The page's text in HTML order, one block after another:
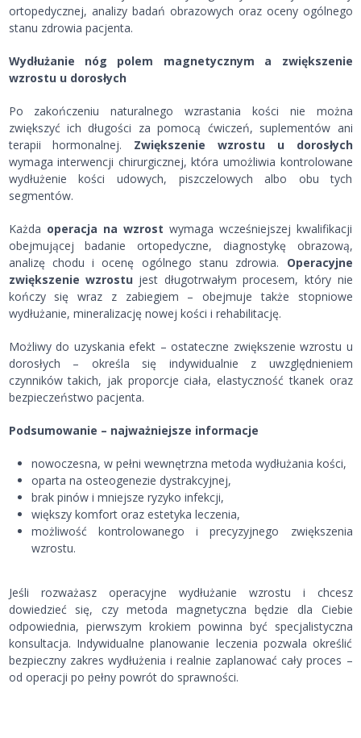
ortopedycznej, analizy badań obrazowych oraz oceny ogólnego
stanu zdrowia pacjenta.
Wydłużanie nóg polem magnetycznym a zwiększenie
wzrostu u dorosłych
Po zakończeniu naturalnego wzrastania kości nie można
zwiększyć ich długości za pomocą ćwiczeń, suplementów ani
terapii hormonalnej. Zwiększenie wzrostu u dorosłych
wymaga interwencji chirurgicznej, która umożliwia kontrolowane
wydłużenie kości udowych, piszczelowych albo obu tych
segmentów.
Każda operacja na wzrost wymaga wcześniejszej kwalifikacji
obejmującej badanie ortopedyczne, diagnostykę obrazową,
analizę chodu i ocenę ogólnego stanu zdrowia. Operacyjne
zwiększenie wzrostujest długotrwałym procesem, który nie
kończy się wraz z zabiegiem – obejmuje także stopniowe
wydłużanie, mineralizację nowej kości i rehabilitację.
Możliwy do uzyskania efekt – ostateczne zwiększenie wzrostu u
dorosłych – określa się indywidualnie z uwzględnieniem
czynników takich, jak proporcje ciała, elastyczność tkanek oraz
bezpieczeństwo pacjenta.
Podsumowanie – najważniejsze informacje
nowoczesna, w pełni wewnętrzna metoda wydłużania kości,
oparta na osteogenezie dystrakcyjnej,
brak pinów i mniejsze ryzyko infekcji,
większy komfort oraz estetyka leczenia,
możliwość kontrolowanego i precyzyjnego zwiększenia
wzrostu.
Jeśli rozważasz operacyjne wydłużanie wzrostu i chcesz
dowiedzieć się, czy metoda magnetyczna będzie dla Ciebie
odpowiednia, pierwszym krokiem powinna być specjalistyczna
konsultacja. Indywidualne planowanie leczenia pozwala określić
bezpieczny zakres wydłużenia i realnie zaplanować cały proces –
od operacji po pełny powrót do sprawności.